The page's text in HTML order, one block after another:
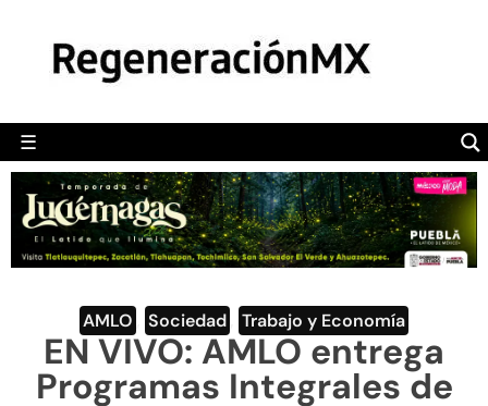
☰
POLÍTICA
CAMALEÓN
OPINIÓN
DEPORTES
ENGLISH SECTION
VIDEOS
AMLO Sociedad Trabajo y Economía
EN VIVO: AMLO entrega
Programas Integrales de